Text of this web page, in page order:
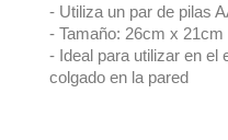
- Utiliza un par de pilas
- Tamaño: 26cm x 21cm
- Ideal para utilizar en el
colgado en la pared